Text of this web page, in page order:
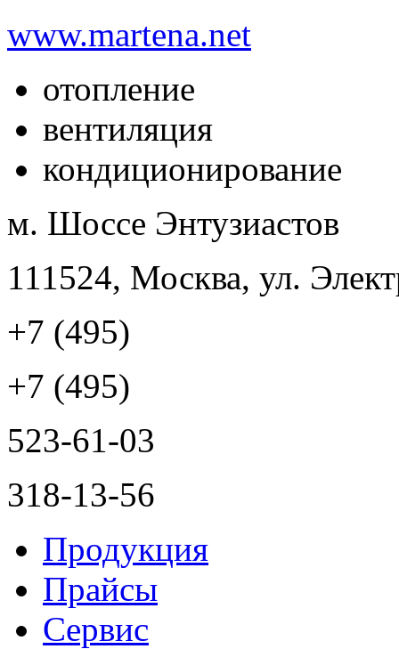
www.martena.net
отопление
вентиляция
кондиционирование
м. Шоссе Энтузиастов
111524, Москва, ул.
+7 (495)
+7 (495)
523-61-03
318-13-56
Продукция
Прайсы
Сервис